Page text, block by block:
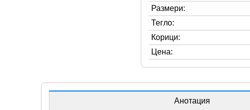
Размери:
Тегло:
Корици:
Цена:
Анотация